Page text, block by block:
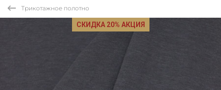
Трикотажное полотно
СКИДКА 20% АКЦИЯ